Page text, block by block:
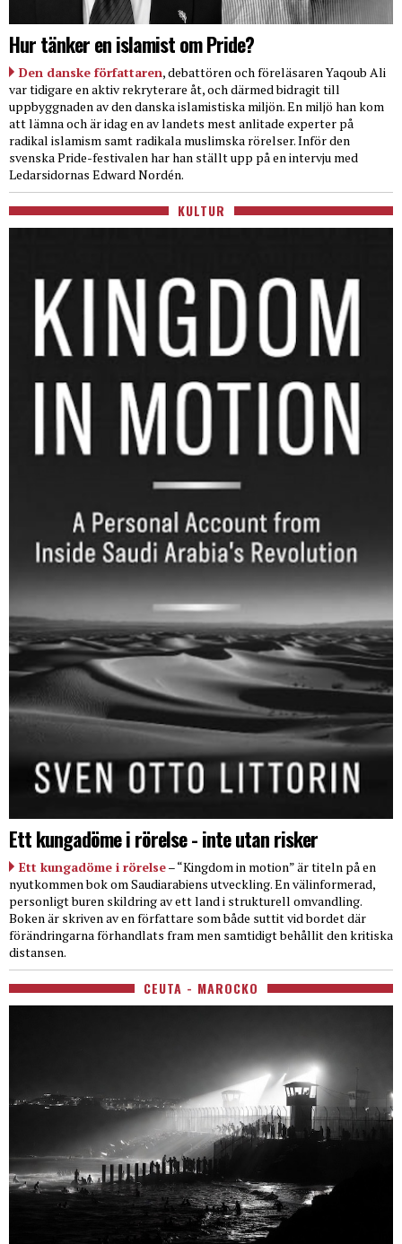
Hur tänker en islamist om Pride?
Den danske författaren, debattören och föreläsaren Yaqoub Ali
var tidigare en aktiv rekryterare åt, och därmed bidragit till
uppbyggnaden av den danska islamistiska miljön. En miljö han kom
att lämna och är idag en av landets mest anlitade experter på
radikal islamism samt radikala muslimska rörelser. Inför den
svenska Pride-festivalen har han ställt upp på en intervju med
Ledarsidornas Edward Nordén.
KULTUR
Ett kungadöme i rörelse - inte utan risker
Ett kungadöme i rörelse– “Kingdom in motion” är titeln på en
nyutkommen bok om Saudiarabiens utveckling. En välinformerad,
personligt buren skildring av ett land i strukturell omvandling.
Boken är skriven av en författare som både suttit vid bordet där
förändringarna förhandlats fram men samtidigt behållit den kritiska
distansen.
CEUTA - MAROCKO